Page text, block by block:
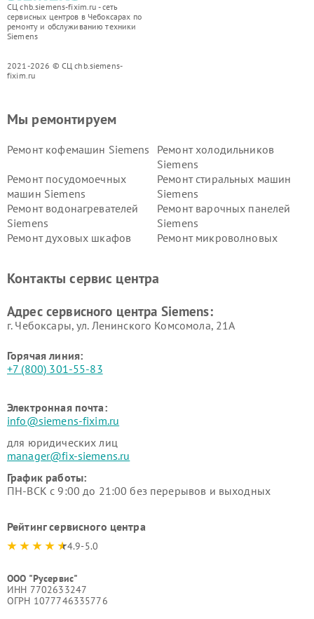
СЦ chb.siemens-fixim.ru - сеть
сервисных центров в Чебоксарах по
ремонту и обслуживанию техники
Siemens
2021-2026 © СЦ chb.siemens-
fixim.ru
Мы ремонтируем
Ремонт кофемашин Siemens
Ремонт холодильников
Siemens
Ремонт посудомоечных
машин Siemens
Ремонт стиральных машин
Siemens
Ремонт водонагревателей
Siemens
Ремонт варочных панелей
Siemens
Ремонт духовых шкафов
Ремонт микроволновых
Siemens
Siemens
Siemens
Siemens
Контакты сервис центра
Адрес сервисного центра Siemens:
г. Чебоксары, ул. Ленинского Комсомола, 21А
Горячая линия:
+7 (800) 301-55-83
Электронная почта:
info@siemens-fixim.ru
для юридических лиц
manager@fix-siemens.ru
График работы:
ПН-ВСК с 9:00 до 21:00 без перерывов и выходных
Рейтинг сервисного центра
4.9-5.0
ООО "Русервис"
ИНН 7702633247
ОГРН 1077746335776